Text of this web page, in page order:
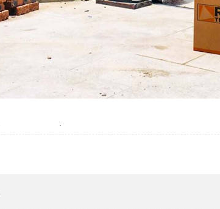
.